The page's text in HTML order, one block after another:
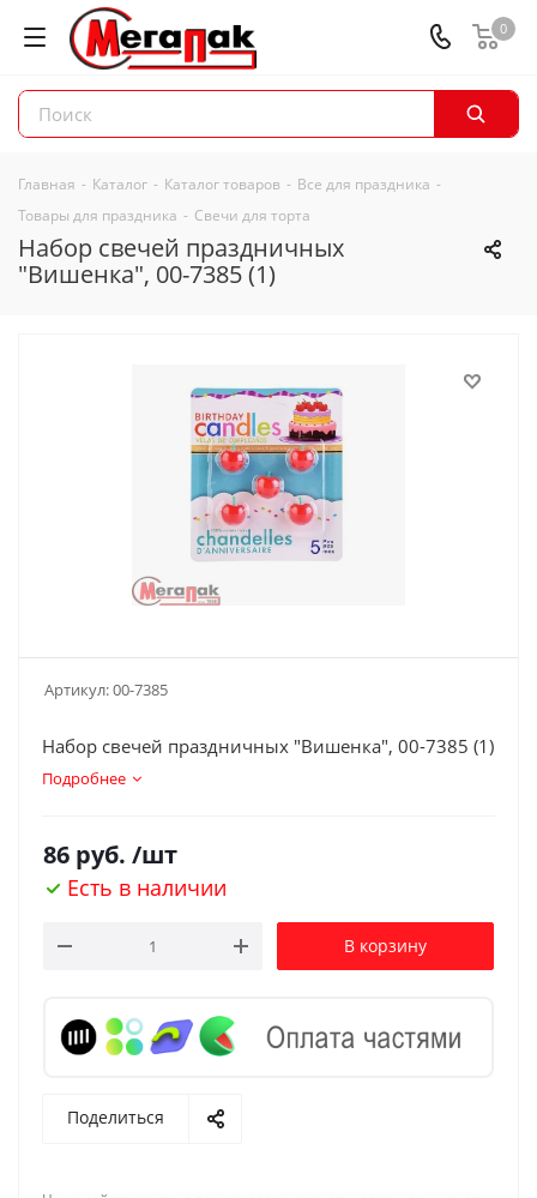
0
Главная - Каталог - Каталог товаров - Все для праздника -
Товары для праздника - Свечи для торта
Набор свечей праздничных
"Вишенка", 00-7385 (1)
Артикул:00-7385
Набор свечей праздничных "Вишенка", 00-7385 (1)
Подробнее
86 руб. /шт
Есть в наличии
В корзину
Поделиться